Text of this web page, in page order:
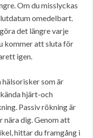
Om du misslyckas
omedelbart.
det längre varje
kommer att sluta för
igen.
som är
hjärt-och
Passiv rökning är
nära dig. Genom att
hittar du framgång i